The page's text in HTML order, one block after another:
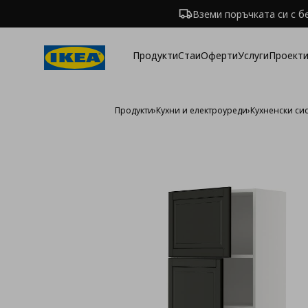
Вземи поръчката си с
ПродуктиСтаиОфертиУслуги
Продукти›Кухни и електроуреди›Кухненски